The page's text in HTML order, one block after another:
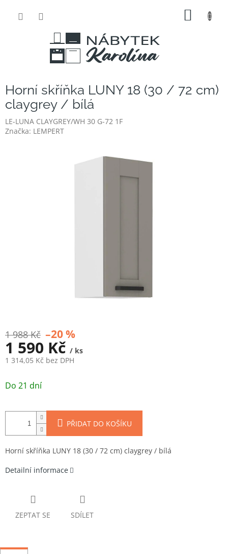
Horní skříňka LUNY 18 (30 / 72 cm)
claygrey / bílá
LE-LUNA CLAYGREY/WH 30 G-72 1F
Značka: LEMPERT
1 988 Kč –20 %
1 590 Kč / ks
1 314,05 Kč bez DPH
cena:
Do 21 dní
PŘIDAT DO KOŠÍKU
Horní skříňka LUNY 18 (30 / 72 cm) claygrey / bílá
Detailní informace
ZEPTAT SE SDÍLET